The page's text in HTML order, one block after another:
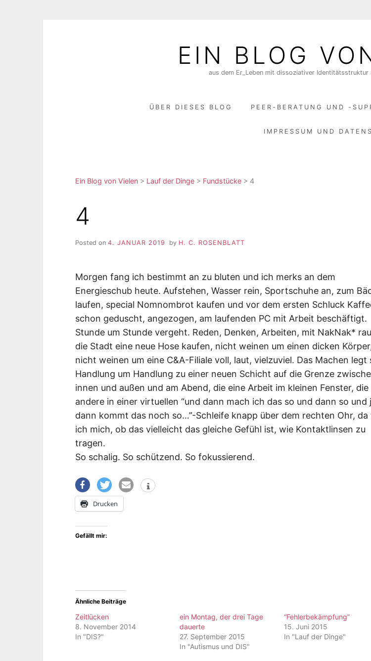
EIN BLOG
aus dem Er_Leben mit dissoziativer
ÜBER DIESES BLOG PEER-BERATUNG UND -
IMPRESSUM UND
Ein Blog von Vielen > Lauf der Dinge > Fundstücke > 4
4
Posted on 4. JANUAR 2019 by H. C. ROSENBLATT
Morgen fang ich bestimmt an zu bluten und ich merks an dem
Energieschub heute. Aufstehen, Wasser rein, Sportschuhe an, zum
laufen, special Nomnombrot kaufen und vor dem ersten Schluck
schon geduscht, angezogen, am laufenden PC mit Arbeit beschäftigt.
Stunde um Stunde vergeht. Reden, Denken, Arbeiten, mit NakNak*
die Stadt eine neue Hose kaufen, nicht weinen um einen dicken
nicht weinen um eine C&A-Filiale voll, laut, vielzuviel. Das Machen legt
Handlung um Handlung zu einer neuen Schicht auf die Grenze
innen und außen und am Abend, die eine Arbeit im kleinen Fenster, die
andere in einer virtuellen “und dann mach ich das so und dann so und
dann kommt das noch so…”-Schleife knapp über dem rechten Ohr, da
ich mich, ob das vielleicht das gleiche Gefühl ist, wie Kontaktlinsen zu
tragen.
So schalig. So schützend. So fokussierend.
Drucken
Gefällt mir:
Ähnliche Beiträge
Zeitlücken
8. November 2014
In "DIS?"
ein Montag, der drei Tage
dauerte
27. September 2015
In "Autismus und DIS"
“Fehlerbekämpfung”
15. Juni 2015
In "Lauf der Dinge"